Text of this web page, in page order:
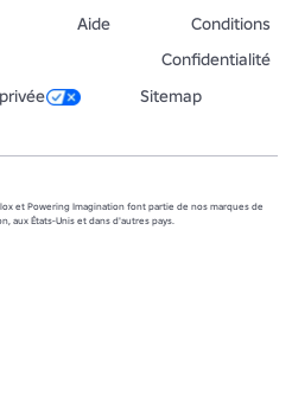
Aide
Conditions
Confidentialité
Sitemap
et Powering Imagination font partie de nos marques de
aux États-Unis et dans d'autres pays.